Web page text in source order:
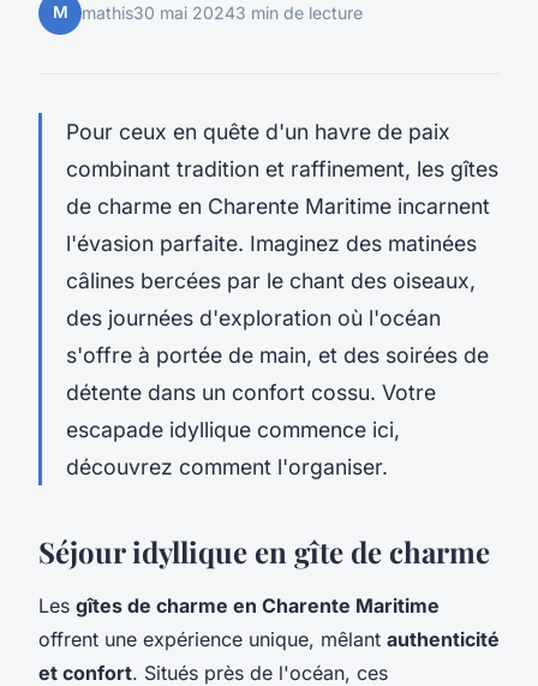
M mathis30 mai 20243 min de lecture
Pour ceux en quête d'un havre de paix
combinant tradition et raffinement, les gîtes
de charme en Charente Maritime incarnent
l'évasion parfaite. Imaginez des matinées
câlines bercées par le chant des oiseaux,
des journées d'exploration où l'océan
s'offre à portée de main, et des soirées de
détente dans un confort cossu. Votre
escapade idyllique commence ici,
découvrez comment l'organiser.
Séjour idyllique en gîte de charme
Les gîtes de charme en Charente Maritime
offrent une expérience unique, mêlant authenticité
et confort. Situés près de l'océan, ces